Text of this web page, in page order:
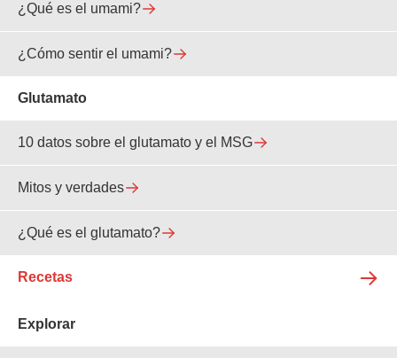
¿Qué es el umami?
¿Cómo sentir el umami?
Glutamato
10 datos sobre el glutamato y el MSG
Mitos y verdades
¿Qué es el glutamato?
Recetas
Explorar